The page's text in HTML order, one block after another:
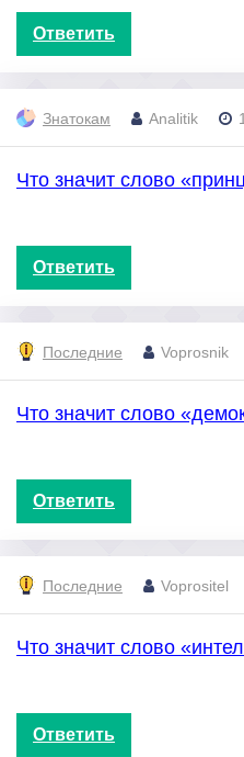
Ответить
Знатокам Analitik
Что значит слово
Ответить
Последние Voprosnik
Что значит слово
Ответить
Последние Voprositel
Что значит слово
Ответить